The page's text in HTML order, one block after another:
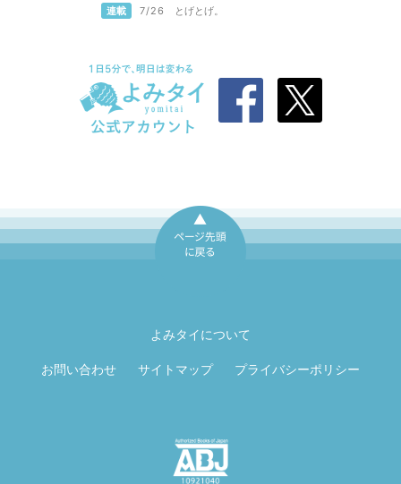
連載 7/26 とげとげ。
よみタイについて
お問い合わせ サイトマップ プライバシーポリシー